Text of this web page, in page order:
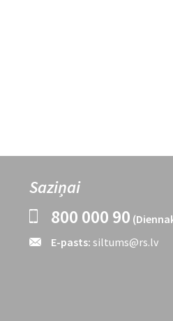
Saziņai
800 000 90
E-pasts: siltums@rs.lv